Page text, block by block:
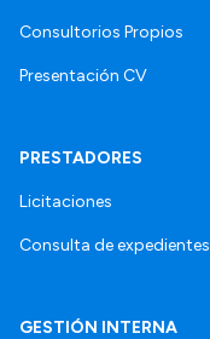
Consultorios Propios
Presentación CV
PRESTADORES
Licitaciones
Consulta de expedientes
GESTIÓN INTERNA